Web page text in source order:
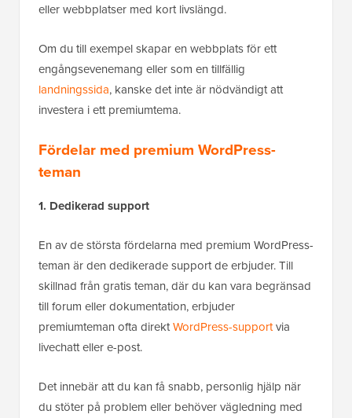
eller webbplatser med kort livslängd.
Om du till exempel skapar en webbplats för ett
engångsevenemang eller som en tillfällig
landningssida, kanske det inte är nödvändigt att
investera i ett premiumtema.
Fördelar med premium WordPress-
teman
1. Dedikerad support
En av de största fördelarna med premium WordPress-
teman är den dedikerade support de erbjuder. Till
skillnad från gratis teman, där du kan vara begränsad
till forum eller dokumentation, erbjuder
premiumteman ofta direktWordPress-supportvia
livechatt eller e-post.
Det innebär att du kan få snabb, personlig hjälp när
du stöter på problem eller behöver vägledning med